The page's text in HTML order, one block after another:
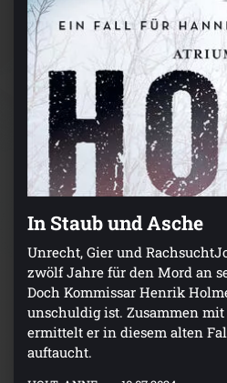
In Staub und Asche
Unrecht, Gier und
zwölf Jahre für den Mord an
Doch Kommissar Henrik
unschuldig ist. Zusammen
ermittelt er in diesem alten
auftaucht.